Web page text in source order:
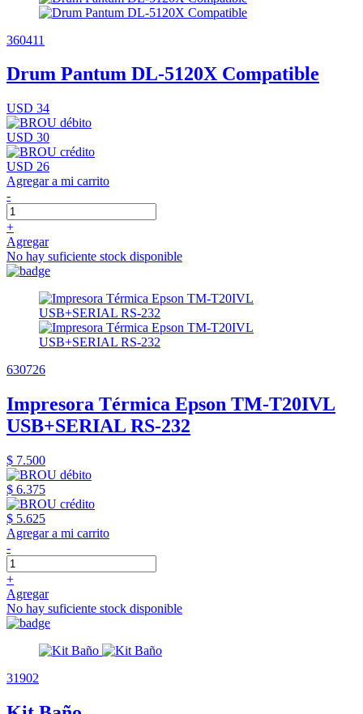
360411
Drum Pantum DL-5120X Compatible
USD 34
USD 30
USD 26
Agregar a mi carrito
-
+
Agregar
No hay suficiente stock disponible
630726
Impresora Térmica Epson TM-T20IVL
USB+SERIAL RS-232
$ 7.500
$ 6.375
$ 5.625
Agregar a mi carrito
-
+
Agregar
No hay suficiente stock disponible
31902